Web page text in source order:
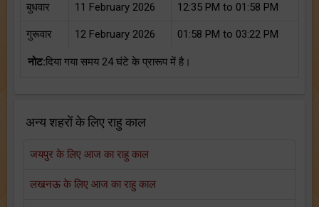
बुधवार 11 February 2026 12:35 PM to 01:58 PM
गुरूवार 12 February 2026 01:58 PM to 03:22 PM
नोट:दिया गया समय 24 घंटे के प्रारूप में है।
अन्य शहरों के लिए राहु काल
जयपुर के लिए आज का राहु काल
लखनऊ के लिए आज का राहु काल